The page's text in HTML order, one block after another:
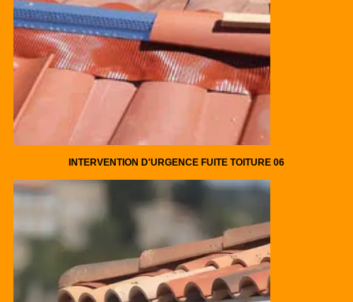
INTERVENTION D'URGENCE FUITE TOITURE 06